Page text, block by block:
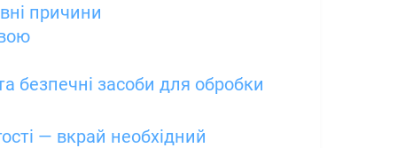
причини
безпечні засоби для обробки
— вкрай необхідний